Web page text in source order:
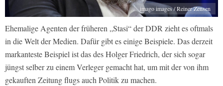
imago images / Reiner Zensen
Ehemalige Agenten der früheren „Stasi“ der DDR zieht es oftmals
in die Welt der Medien. Dafür gibt es einige Beispiele. Das derzeit
markanteste Beispiel ist das des Holger Friedrich, der sich sogar
jüngst selber zu einem Verleger gemacht hat, um mit der von ihm
gekauften Zeitung flugs auch Politik zu machen.